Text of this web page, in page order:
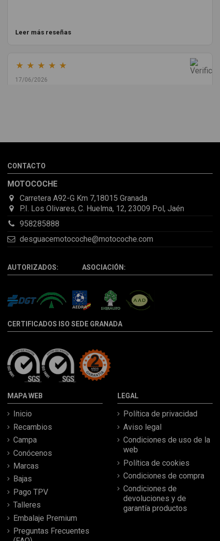
Leer más reseñas
★ ★ ★ ★ ★
17/06/2026
la pieza llegó correcta y bien embalada, además de llegarme 2
CONTACTO
MOTOCOCHE
Carretera A92-G Km 7,18015 Granada
P.I. Los Olivares, C. Huelma, 12, 23009 Pol, Jaén
958285888
desguacemotocoche@motocoche.com
AUTORIZADOS: ASOCIACIÓN:
CERTIFICADOS ISO SEDE GRANADA
MAPA WEB
Inicio
Recambios
Campa
Conócenos
Marcas
Bajas
Pago TPV
Talleres
Embalaje Premium
Preguntas Frecuentes
LEGAL
Política de privacidad
Aviso legal
Condiciones de uso de la
web
Política de cookies
Condiciones de compra
Condiciones de
devoluciones y de
garantía productos